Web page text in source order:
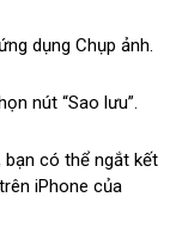
dụng Chụp ảnh.
nút “Sao lưu”.
bạn có thể ngắt kết
iPhone của